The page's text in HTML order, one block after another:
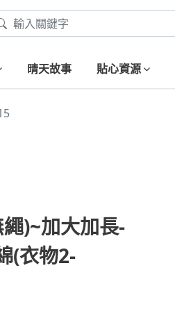
晴天故事 貼心資源
)~加大加長-
(衣物2-